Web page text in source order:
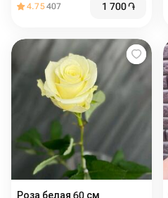
4.75407 1 700֏
Роза белая 60 см